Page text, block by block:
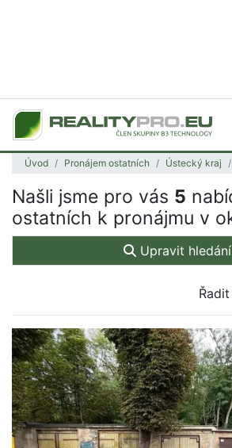
Úvod Pronájem ostatních Ústecký kraj
Našli jsme pro vás 5
ostatních k pronájmu v
Upravit hledání